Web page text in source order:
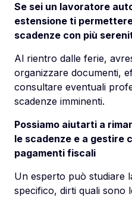
Se sei un lavoratore
estensione ti
scadenze con più
Al rientro dalle ferie,
organizzare documenti,
consultare eventuali
scadenze imminenti.
Possiamo aiutarti a
le scadenze e a gestire
pagamenti fiscali
Un esperto può studiare
specifico, dirti quali sono